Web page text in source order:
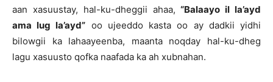
aan xasuustay, hal-ku-dheggii ahaa,“Balaayo il la’ayd
ama lug la’ayd” oo ujeeddo kasta oo ay dadkii yidhi
bilowgii ka lahaayeenba, maanta noqday hal-ku-dheg
lagu xasuusto qofka naafada ka ah xubnahan.